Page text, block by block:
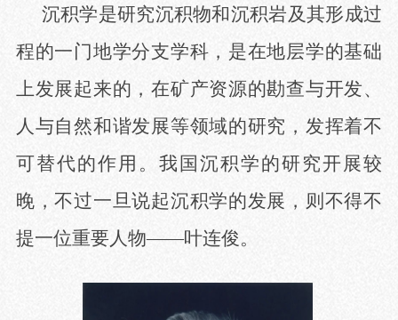
沉积学是研究沉积物和沉积岩及其形成过
程的一门地学分支学科，是在地层学的基础
上发展起来的，在矿产资源的勘查与开发、
人与自然和谐发展等领域的研究，发挥着不
可替代的作用。我国沉积学的研究开展较
晚，不过一旦说起沉积学的发展，则不得不
提一位重要人物——叶连俊。